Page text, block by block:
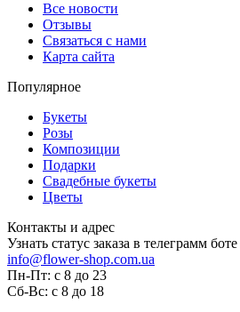
Все новости
Отзывы
Связаться с нами
Карта сайта
Популярное
Букеты
Розы
Композиции
Подарки
Свадебные букеты
Цветы
Контакты и адрес
Узнать статус заказа в телеграмм
info@flower-shop.com.ua
Пн-Пт: с 8 до 23
Сб-Вс: с 8 до 18